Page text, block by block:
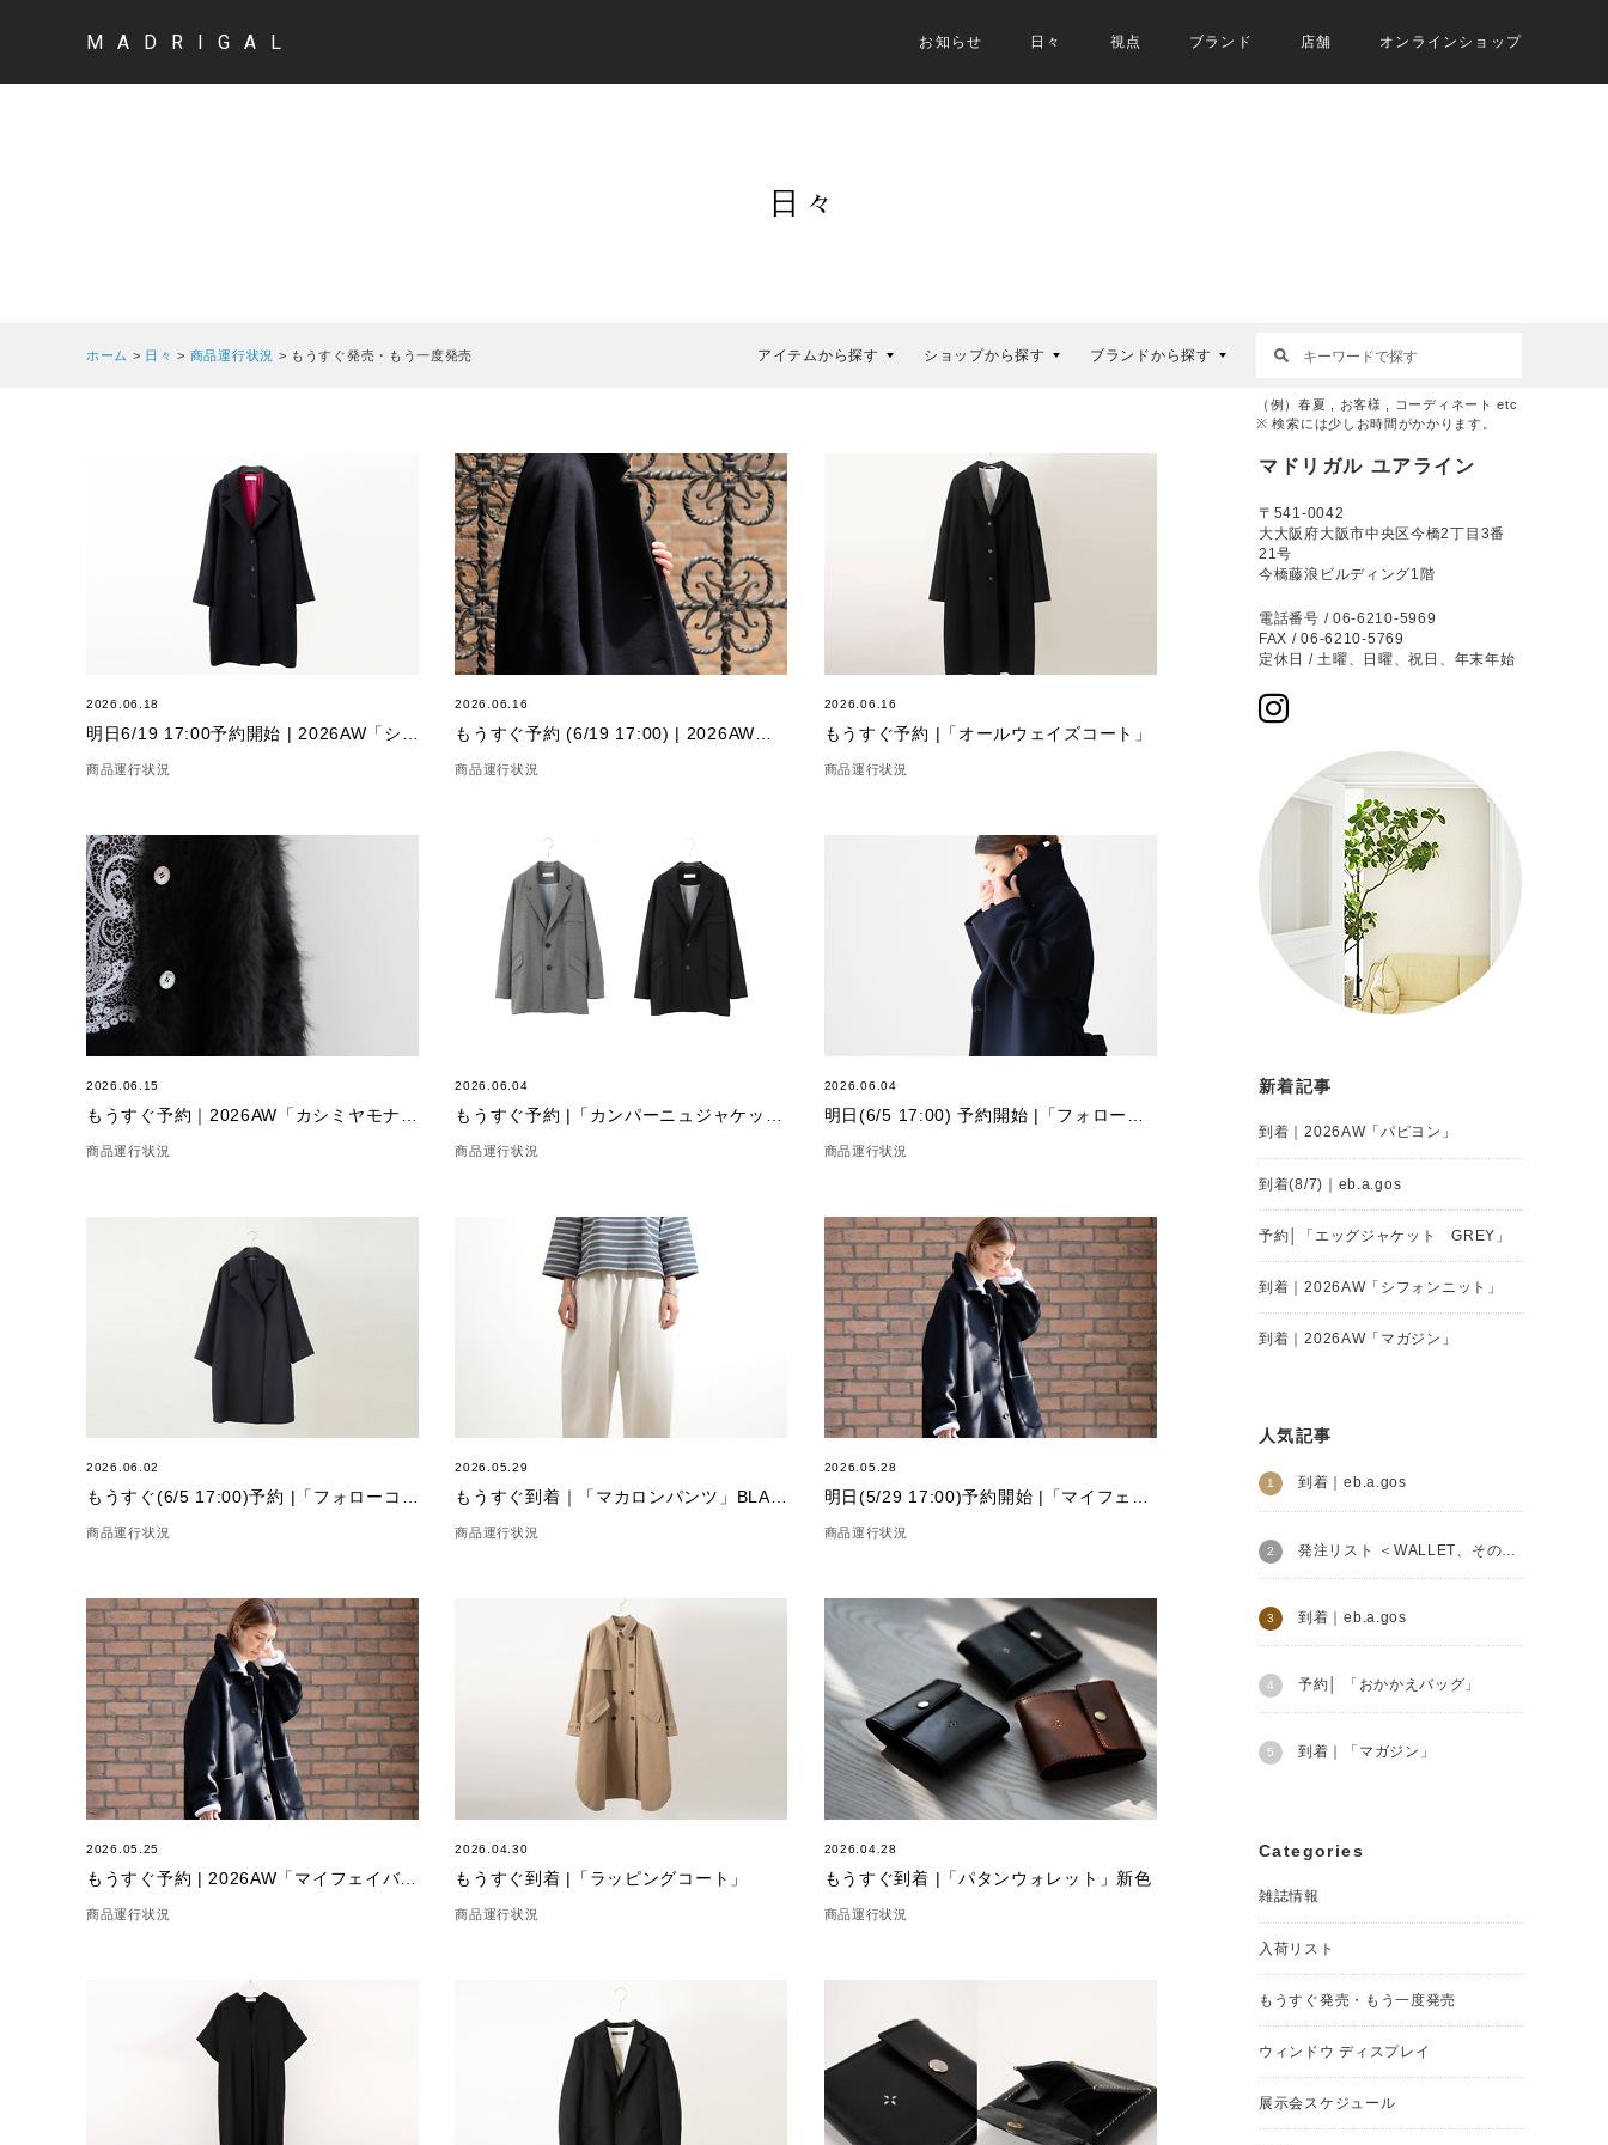
MADRIGAL お知らせ 日々 視点 ブランド 店舗 オンラインショップ
日々
ホーム > 日々 > 商品運行状況 > もうすぐ発売・もう一度発売 アイテムから探す ショップから探す ブランドから探す
（例）春夏 , お客様 , コーディネート etc
※ 検索には少しお時間がかかります。
2026.06.18
商品運行状況
2026.06.16
商品運行状況
2026.06.16
もうすぐ予約 |「オールウェイズコート」
商品運行状況
2026.06.15
商品運行状況
2026.06.04
商品運行状況
2026.06.04
商品運行状況
2026.06.02
商品運行状況
2026.05.29
商品運行状況
2026.05.28
商品運行状況
2026.05.25
もうすぐ予約 | 2026AW「マイフェイバリットコート」
商品運行状況
2026.04.30
もうすぐ到着 |「ラッピングコート」
商品運行状況
2026.04.28
もうすぐ到着 |「パタンウォレット」新色
商品運行状況
マドリガル ユアライン
〒541-0042
大大阪府大阪市中央区今橋2丁目3番
21号
今橋藤浪ビルディング1階
電話番号 / 06-6210-5969
FAX / 06-6210-5769
定休日 / 土曜、日曜、祝日、年末年始
新着記事
到着｜2026AW「パピヨン」
到着(8/7)｜eb.a.gos
予約│「エッグジャケット GREY」
到着｜2026AW「シフォンニット」
到着｜2026AW「マガジン」
人気記事
到着｜eb.a.gos
発注リスト ＜WALLET、その他革小物＞│Henry Beguelin
到着｜eb.a.gos
予約│ 「おかかえバッグ」
到着｜「マガジン」
Categories
雑誌情報
入荷リスト
もうすぐ発売・もう一度発売
ウィンドウ ディスプレイ
展示会スケジュール